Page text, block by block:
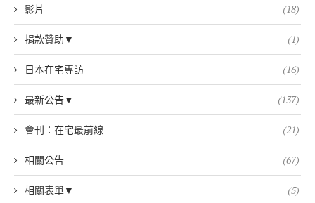
影片 (18)
捐款贊助▼ (1)
日本在宅專訪 (16)
最新公告▼ (137)
會刊：在宅最前線 (21)
相關公告 (67)
相關表單▼ (5)